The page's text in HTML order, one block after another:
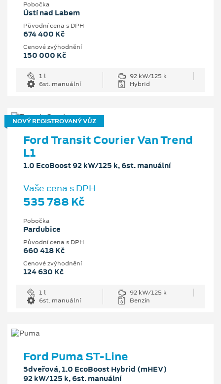
Pobočka
Ústí nad Labem
Původní cena s DPH
674 400 Kč
Cenové zvýhodnění
150 000 Kč
1 l
92 kW/125 k
6st. manuální
Hybrid
NOVÝ REGISTROVANÝ VŮZ
Ford Transit Courier Van Trend
L1
1.0 EcoBoost 92 kW/125 k, 6st. manuální
Vaše cena s DPH
535 788 Kč
Pobočka
Pardubice
Původní cena s DPH
660 418 Kč
Cenové zvýhodnění
124 630 Kč
1 l
92 kW/125 k
6st. manuální
Benzín
Ford Puma ST-Line
5dveřová, 1.0 EcoBoost Hybrid (mHEV)
92 kW/125 k, 6st. manuální